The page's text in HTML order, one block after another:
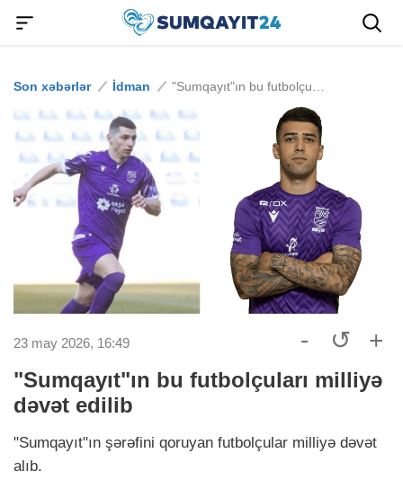
Son xəbərlər İdman
23 may 2026, 16:49 - ↺ +
"Sumqayıt"ın bu futbolçuları milliyə
dəvət edilib
"Sumqayıt"ın şərəfini qoruyan futbolçular milliyə dəvət
alıb.